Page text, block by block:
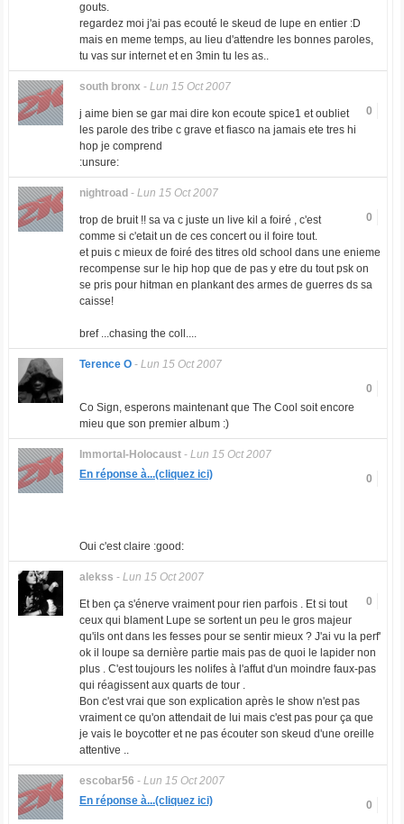
gouts.
regardez moi j'ai pas ecouté le skeud de lupe en entier :D
mais en meme temps, au lieu d'attendre les bonnes paroles,
tu vas sur internet et en 3min tu les as..
south bronx - Lun 15 Oct 2007
0
j aime bien se gar mai dire kon ecoute spice1 et oubliet
les parole des tribe c grave et fiasco na jamais ete tres hi
hop je comprend
:unsure:
nightroad - Lun 15 Oct 2007
0
trop de bruit !! sa va c juste un live kil a foiré , c'est
comme si c'etait un de ces concert ou il foire tout.
et puis c mieux de foiré des titres old school dans une enieme
recompense sur le hip hop que de pas y etre du tout psk on
se pris pour hitman en plankant des armes de guerres ds sa
caisse!
bref ...chasing the coll....
Terence O- Lun 15 Oct 2007
0
Co Sign, esperons maintenant que The Cool soit encore
mieu que son premier album :)
Immortal-Holocaust- Lun 15 Oct 2007
0
En réponse à...(cliquez ici)
Oui c'est claire :good:
alekss - Lun 15 Oct 2007
0
Et ben ça s'énerve vraiment pour rien parfois . Et si tout
ceux qui blament Lupe se sortent un peu le gros majeur
qu'ils ont dans les fesses pour se sentir mieux ? J'ai vu la perf'
ok il loupe sa dernière partie mais pas de quoi le lapider non
plus . C'est toujours les nolifes à l'affut d'un moindre faux-pas
qui réagissent aux quarts de tour .
Bon c'est vrai que son explication après le show n'est pas
vraiment ce qu'on attendait de lui mais c'est pas pour ça que
je vais le boycotter et ne pas écouter son skeud d'une oreille
attentive ..
escobar56 - Lun 15 Oct 2007
0
En réponse à...(cliquez ici)